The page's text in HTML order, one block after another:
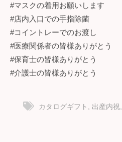
#マスクの着用お願いします
#店内入口での手指除菌
#コイントレーでのお渡し
#医療関係者の皆様ありがとう
#保育士の皆様ありがとう
#介護士の皆様ありがとう
カタログギフト , 出産内祝,